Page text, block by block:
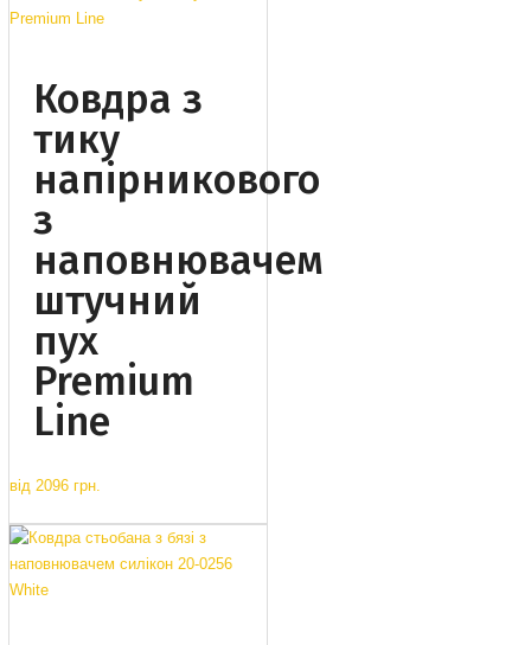
Ковдра з
тику
напірникового
з
наповнювачем
штучний
пух
Premium
Line
від 2096 грн.